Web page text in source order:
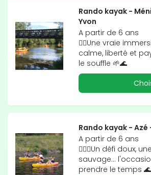
Rando kayak -
Yvon
A partir de 6 ans
🚣‍♀️Une vraie
calme, liberté et
le souffle 🌱🌊
Rando kayak - Azé
A partir de 6 ans
🚣🏼‍♂️Un défi doux,
sauvage...
prendre le temps 🌊